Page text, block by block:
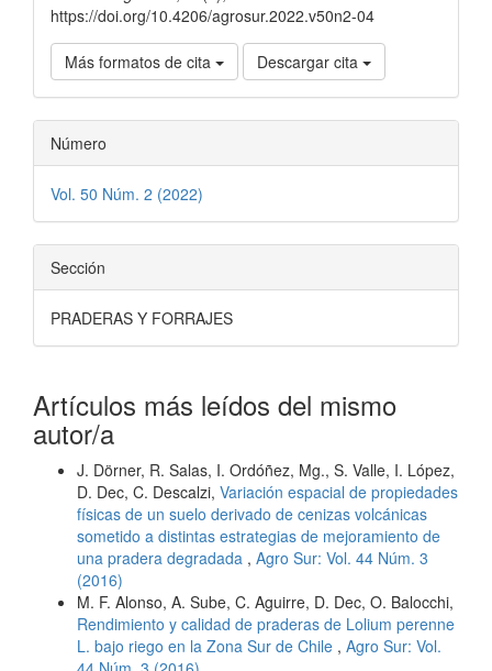
https://doi.org/10.4206/agrosur.2022.v50n2-04
Más formatos de cita Descargar cita
Número
Vol. 50 Núm. 2 (2022)
Sección
PRADERAS Y FORRAJES
Artículos más leídos del mismo
autor/a
J. Dörner, R. Salas, I. Ordóñez, Mg., S. Valle, I. López,
D. Dec, C. Descalzi, Variación espacial de propiedades
físicas de un suelo derivado de cenizas volcánicas
sometido a distintas estrategias de mejoramiento de
una pradera degradada , Agro Sur: Vol. 44 Núm. 3
(2016)
M. F. Alonso, A. Sube, C. Aguirre, D. Dec, O. Balocchi,
Rendimiento y calidad de praderas de Lolium perenne
L. bajo riego en la Zona Sur de Chile , Agro Sur: Vol.